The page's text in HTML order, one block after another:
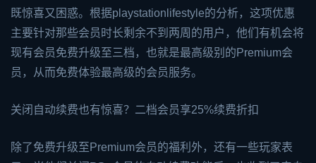
既惊喜又困惑。根据playstationlifestyle的分析，这项优惠
主要针对那些会员时长剩余不到两周的用户，他们有机会将
现有会员免费升级至三档，也就是最高级别的Premium会
员，从而免费体验最高级的会员服务。
关闭自动续费也有惊喜？二档会员享25%续费折扣
除了免费升级至Premium会员的福利外，还有一些玩家表